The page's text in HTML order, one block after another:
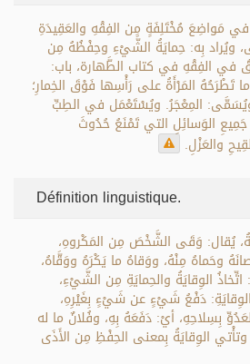
مَواضِعَ مُخْتَلِفَةٍ مِن الفِقْهِ والعَقِيدَةِ
ويُراد بِه: حِمايَةُ الشَّيْءِ وحِفْظُهُ مِن
في الفِقْهِ في كتاب الطَّهارة، باب:
تَطْرَحُهُ المَرْأَةُ على رَأْسِها فَوْقَ الخِمارِ؛
ويُسَمَّى: المِعْجَرُ. ويُسْتَعْمَل في الطِبِّ
جَمِيعِ الوَسائِلِ التي تَمْنَعُ حُدُوثَ
والعَزْلِ.
Définition linguistique.
يُقال: وَقَى الشَّخْصَ مِن المَكْروهِ،
وحَماهُ مِنْهُ، ووَقاهُ ما يَكْرَهُ ووَقَّاهُ،
الوِقايَةُ والحِمايَةِ مِن الشَّيْءِ،
دَفْعُ شَيْءٍ عن شَيْءٍ بِغَيْرِهِ،
بِسِلاحِهِ، أيْ: دَفَعَهُ بِهِ، وفُلانٌ ما له
الوِقايَةُ بِمعنى الحِفْظِ مِن الأَذَى